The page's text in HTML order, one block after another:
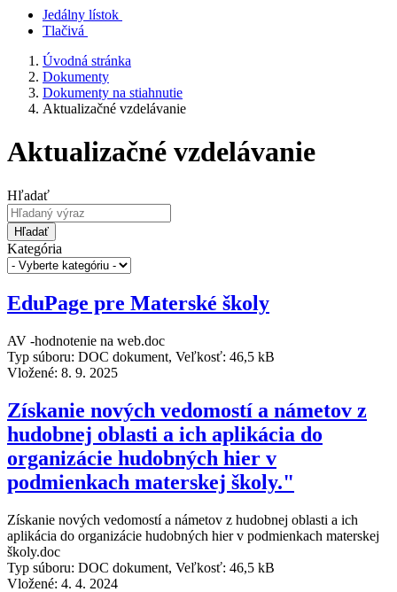
Jedálny lístok
Tlačivá
Úvodná stránka
Dokumenty
Dokumenty na stiahnutie
Aktualizačné vzdelávanie
Aktualizačné vzdelávanie
Hľadať
Hľadať
Kategória
EduPage pre Materské školy
AV -hodnotenie na web.doc
Typ súboru: DOC dokument, Veľkosť: 46,5 kB
Vložené: 8. 9. 2025
Získanie nových vedomostí a námetov z
hudobnej oblasti a ich aplikácia do
organizácie hudobných hier v
podmienkach materskej školy."
Získanie nových vedomostí a námetov z hudobnej oblasti a ich
aplikácia do organizácie hudobných hier v podmienkach materskej
školy.doc
Typ súboru: DOC dokument, Veľkosť: 46,5 kB
Vložené: 4. 4. 2024